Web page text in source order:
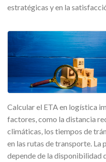
estratégicas y en la
Calcular el ETA en logística
factores, como la distancia
climáticas, los tiempos de
en las rutas de transporte. La
depende de la disponibilidad